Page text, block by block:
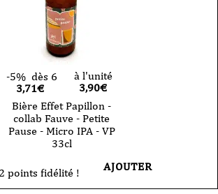
-5% dès 6
3,71€
à l'unité
3,90€
Bière Effet Papillon -
collab Fauve - Petite
Pause - Micro IPA - VP
33cl
points fidélité ! AJOUTER